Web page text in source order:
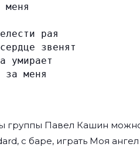
меня
рая
звенят
умирает
за меня
группы Павел Кашин
с баре, играть Моя